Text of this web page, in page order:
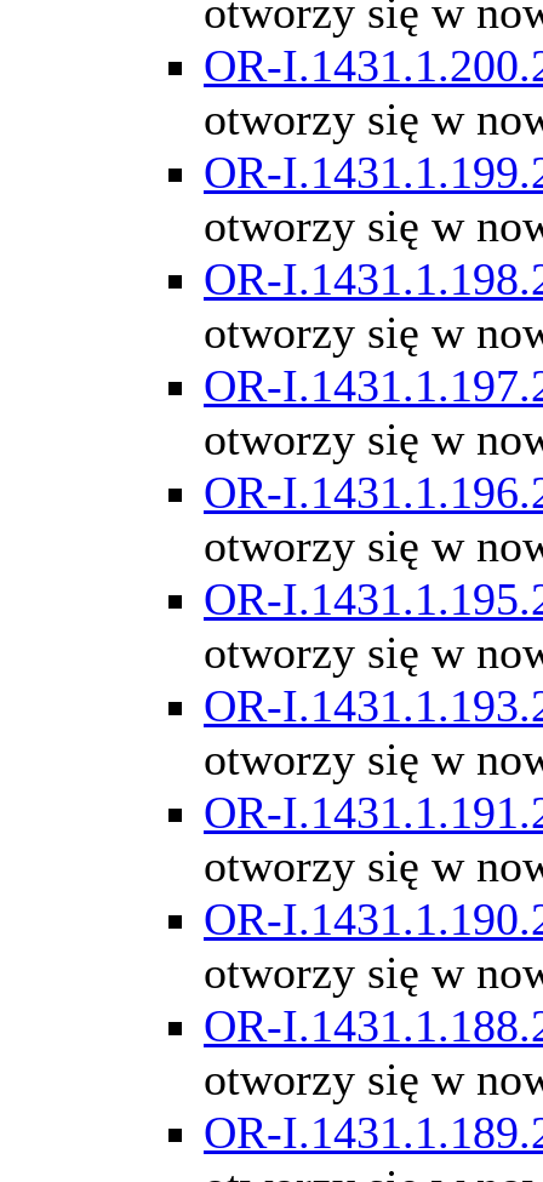
otworzy się w
OR-
otworzy się w
OR-
otworzy się w
OR-
otworzy się w
OR-
otworzy się w
OR-
otworzy się w
OR-
otworzy się w
OR-
otworzy się w
OR-
otworzy się w
OR-
otworzy się w
OR-
otworzy się w
OR-